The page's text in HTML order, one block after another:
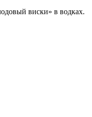
виски» в водках.